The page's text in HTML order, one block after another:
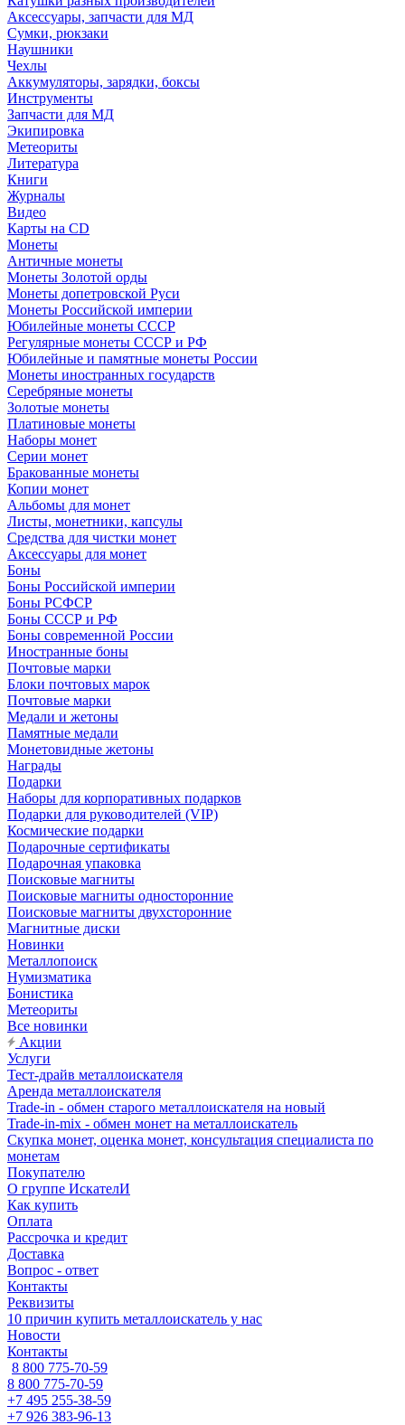
Аксессуары, запчасти для МД
Сумки, рюкзаки
Наушники
Чехлы
Аккумуляторы, зарядки, боксы
Инструменты
Запчасти для МД
Экипировка
Метеориты
Литература
Книги
Журналы
Видео
Карты на CD
Монеты
Античные монеты
Монеты Золотой орды
Монеты допетровской Руси
Монеты Российской империи
Юбилейные монеты СССР
Регулярные монеты СССР и РФ
Юбилейные и памятные монеты России
Монеты иностранных государств
Серебряные монеты
Золотые монеты
Платиновые монеты
Наборы монет
Серии монет
Бракованные монеты
Копии монет
Альбомы для монет
Листы, монетники, капсулы
Средства для чистки монет
Аксессуары для монет
Боны
Боны Российской империи
Боны РСФСР
Боны СССР и РФ
Боны современной России
Иностранные боны
Почтовые марки
Блоки почтовых марок
Почтовые марки
Медали и жетоны
Памятные медали
Монетовидные жетоны
Награды
Подарки
Наборы для корпоративных подарков
Подарки для руководителей (VIP)
Космические подарки
Подарочные сертификаты
Подарочная упаковка
Поисковые магниты
Поисковые магниты односторонние
Поисковые магниты двухсторонние
Магнитные диски
Новинки
Металлопоиск
Нумизматика
Бонистика
Метеориты
Все новинки
Акции
Услуги
Тест-драйв металлоискателя
Аренда металлоискателя
Trade-in - обмен старого металлоискателя на новый
Trade-in-mix - обмен монет на металлоискатель
Скупка монет, оценка монет, консультация специалиста по
монетам
Покупателю
О группе ИскателИ
Как купить
Оплата
Рассрочка и кредит
Доставка
Вопрос - ответ
Контакты
Реквизиты
10 причин купить металлоискатель у нас
Новости
Контакты
8 800 775-70-59
8 800 775-70-59
+7 495 255-38-59
+7 926 383-96-13